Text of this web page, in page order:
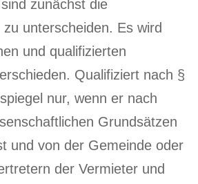
zunächst die
unterscheiden. Es wird
und qualifizierten
Qualifiziert nach §
nur, wenn er nach
Grundsätzen
und von der Gemeinde oder
der Vermieter und